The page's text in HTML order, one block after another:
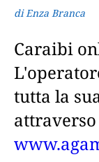
di Enza Branca
Caraibi
tutta la